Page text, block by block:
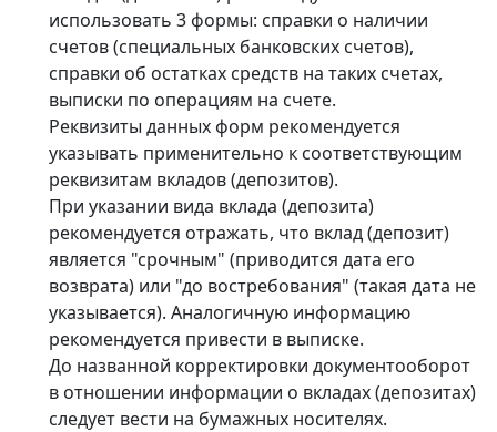
использовать 3 формы: справки о наличии
счетов (специальных банковских счетов),
справки об остатках средств на таких счетах,
выписки по операциям на счете.
Реквизиты данных форм рекомендуется
указывать применительно к соответствующим
реквизитам вкладов (депозитов).
При указании вида вклада (депозита)
рекомендуется отражать, что вклад (депозит)
является "срочным" (приводится дата его
возврата) или "до востребования" (такая дата не
указывается). Аналогичную информацию
рекомендуется привести в выписке.
До названной корректировки документооборот
в отношении информации о вкладах (депозитах)
следует вести на бумажных носителях.